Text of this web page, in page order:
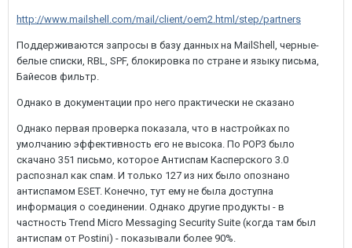
http://www.mailshell.com/mail/client/oem2.html/step/partners
Поддерживаются запросы в базу данных на MailShell, черные-
белые списки, RBL, SPF, блокировка по стране и языку письма,
Байесов фильтр.
Однако в документации про него практически не сказано
Однако первая проверка показала, что в настройках по
умолчанию эффективность его не высока. По POP3 было
скачано 351 письмо, которое Антиспам Касперского 3.0
распознал как спам. И только 127 из них было опознано
антиспамом ESET. Конечно, тут ему не была доступна
информация о соединении. Однако другие продукты - в
частность Trend Micro Messaging Security Suite (когда там был
антиспам от Postini) - показывали более 90%.